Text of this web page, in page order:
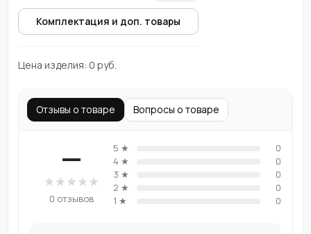
Комплектация и доп. товары
Цена изделия: 0 руб.
Отзывы о товаре Вопросы о товаре
—
★★★★★
0 отзывов
5 ★
0
4 ★
0
3 ★
0
2 ★
0
1 ★
0